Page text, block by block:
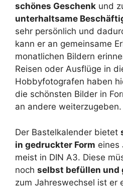
schönes Geschenk und
unterhaltsame
sehr persönlich und
kann er an gemeinsame
monatlichen Bildern
Reisen oder Ausflüge in
Hobbyfotografen haben
die schönsten Bilder in
an andere weiterzugeben.
Der Bastelkalender bietet
in gedruckter Form eines
meist in DIN A3. Diese
noch selbst befüllen und
zum Jahreswechsel ist er